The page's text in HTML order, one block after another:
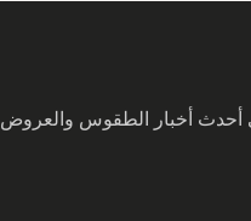
أخبار الطقوس والعروض